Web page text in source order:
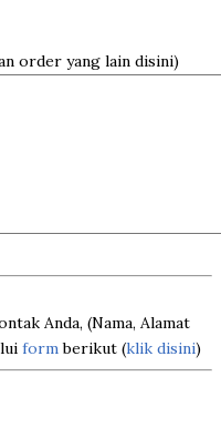
order yang lain disini)
Anda, (Nama, Alamat
formberikut (klik disini)